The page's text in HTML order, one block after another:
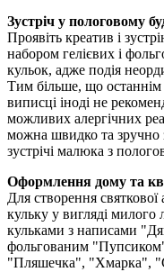
Зустріч у пологовому
Проявіть креатив і
набором гелієвих і
кульок, адже подія
Тим більше, що
виписці іноді не
можливих алергічних
можна швидко та зручно
зустрічі малюка з
Оформлення дому та
Для створення
кульку у вигляді милого
кульками з написами
фольгованим
"Пляшечка", "Хмарка",